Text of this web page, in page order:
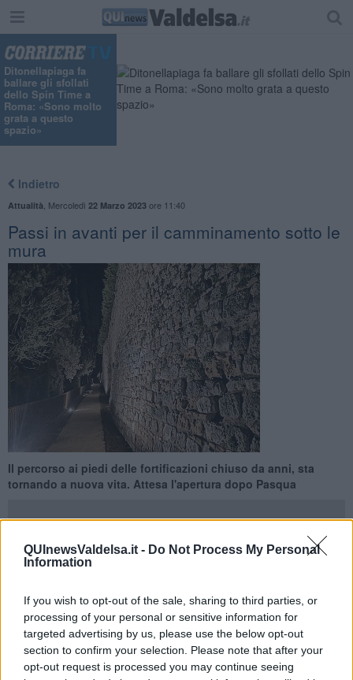
QUInewsValdelsa.it - Do Not Process My Personal
Information
If you wish to opt-out of the sale, sharing to third parties, or
processing of your personal or sensitive information for
targeted advertising by us, please use the below opt-out
section to confirm your selection. Please note that after your
opt-out request is processed you may continue seeing
Ditonellapiaga fa
ballare gli sfollati
dello Spin Time a
Roma: «Sono molto
grata a questo
spazio»
Indietro
Attualità Mercoledì 22 Marzo 2023ore 11:40
Passi in avanti per il camminamento sotto le
mura
Il percorso ai piedi delle fortificazioni chiuso da anni, sta
tornando a nuova vita. Attesa l'apertura dopo Pasqua
borgo luogo per anni di baci proibiti e incontri d'innamorati che
restano affascinati dal panorama che vi si può godere.
Dopo quasi un decennio di stop tra pochi giorni tutti visitatori e non
potranno tornare a godere del paesaggio e dellasuggestione
lungo il camminamento ai piedi delle mura.Il sindaco Marrucci